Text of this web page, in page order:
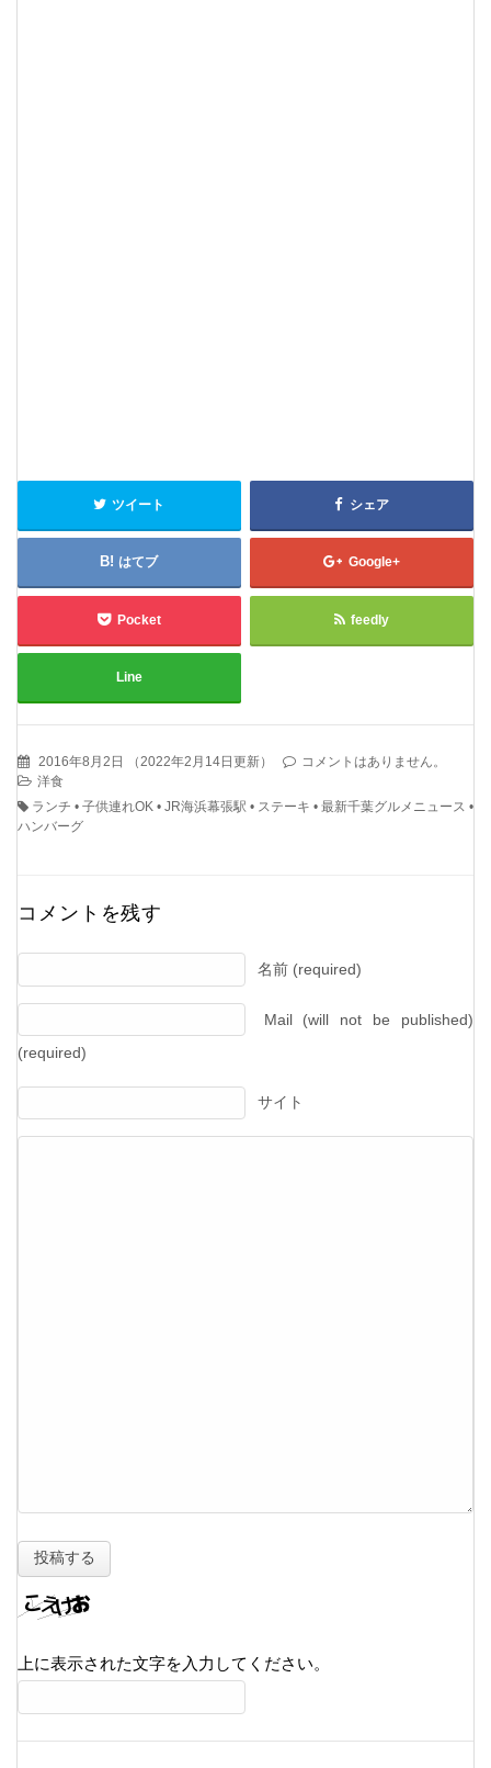
ツイート シェア
はてブ Google+
Pocket feedly
Line
2016年8月2日 （ 2022年2月14日更新）
コメントはありません。
洋食
ランチ • 子供連れOK • JR海浜幕張駅 • ステーキ • 最新千葉グルメニュース •
ハンバーグ
コメントを残す
名前 (required)
Mail (will not be published)
(required)
サイト
上に表示された文字を入力してください。